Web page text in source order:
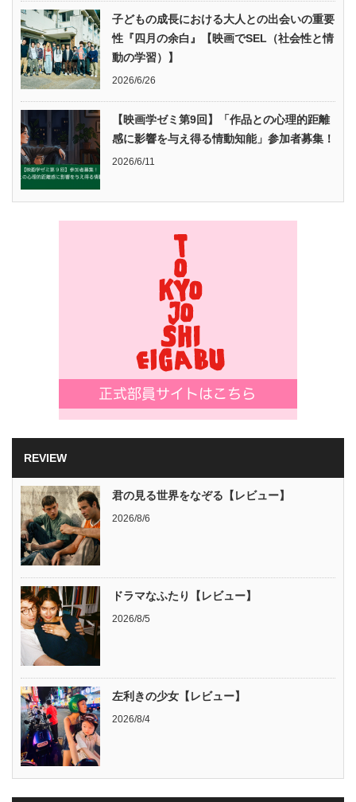
子どもの成長における大人との出会いの重要
性『四月の余白』【映画でSEL（社会性と情
動の学習）】
2026/6/26
【映画学ゼミ第9回】「作品との心理的距離
感に影響を与え得る情動知能」参加者募集！
2026/6/11
REVIEW
君の見る世界をなぞる【レビュー】
2026/8/6
ドラマなふたり【レビュー】
2026/8/5
左利きの少女【レビュー】
2026/8/4